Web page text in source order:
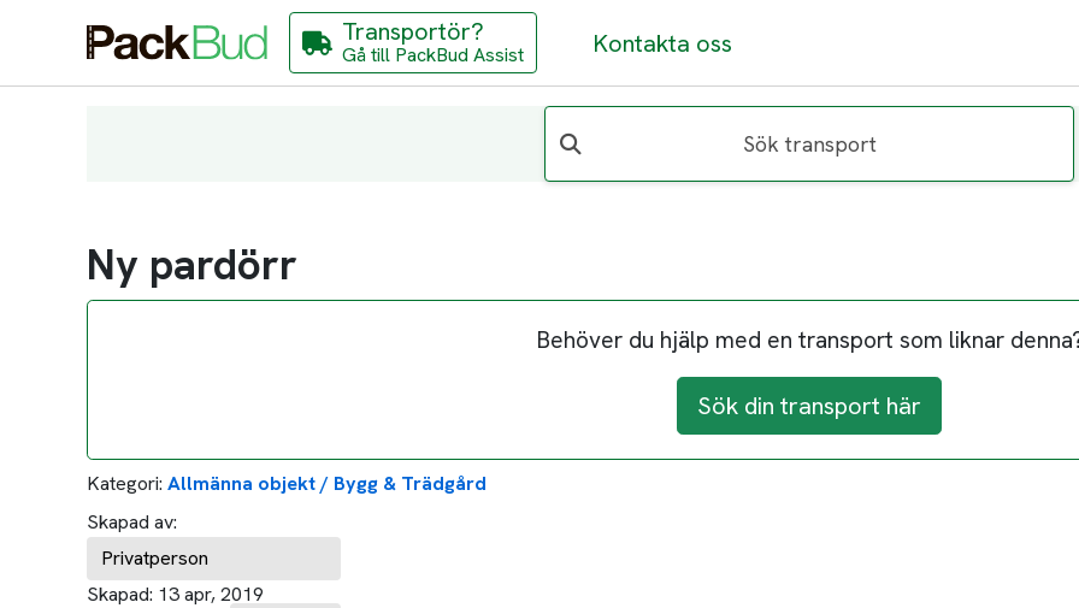
Transportör?
Gå till PackBud Assist Kontakta oss
Sök transport
Ny pardörr
Behöver du hjälp med en transport som liknar
Sök din transport här
Kategori: Allmänna objekt / Bygg & Trädgård
Skapad av:
Privatperson
Skapad: 13 apr, 2019